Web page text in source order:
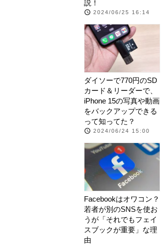
説！
2024/06/25 16:14
ダイソーで770円のSD
カード＆リーダーで、
iPhone 15の写真や動画
をバックアップできる
って知ってた？
2024/06/24 15:00
Facebookはオワコン？
若者が別のSNSを使お
うが「それでもフェイ
スブックが重要」な理
由